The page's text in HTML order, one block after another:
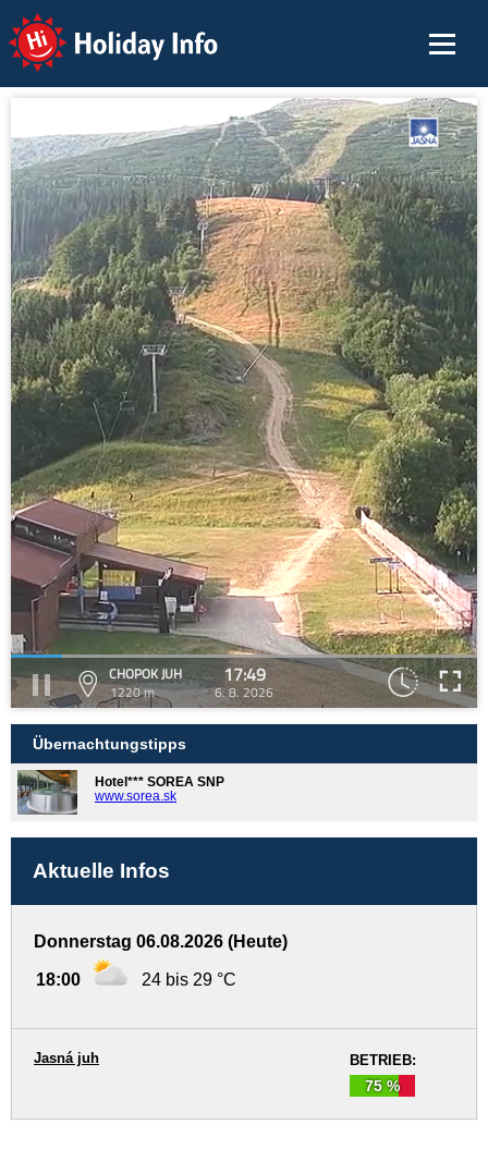
Holiday Info
CHOPOK JUH
1220 m
17:49
6. 8. 2026
Übernachtungstipps
Hotel*** SOREA SNP
www.sorea.sk
Aktuelle Infos
Donnerstag 06.08.2026 (Heute)
18:00 24 bis 29 °C
BETRIEB:
75 %
Jasná juh